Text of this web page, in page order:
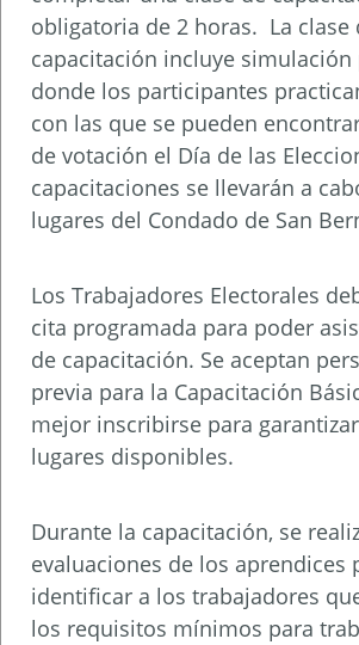
obligatoria de 2 horas. La clase
capacitación incluye simulación
donde los participantes
con las que se pueden
de votación el Día de las
capacitaciones se llevarán a
lugares del Condado de San
Los Trabajadores Electorales
cita programada para poder
de capacitación. Se aceptan
previa para la Capacitación
mejor inscribirse para
lugares disponibles.
Durante la capacitación, se
evaluaciones de los aprendices
identificar a los trabajadores
los requisitos mínimos para